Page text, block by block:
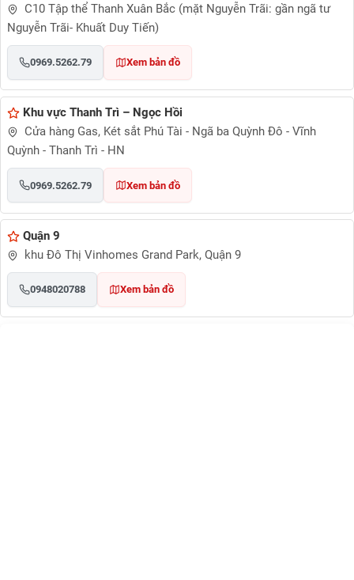
C10 Tập thể Thanh Xuân Bắc (mặt Nguyễn Trãi: gần ngã tư
Nguyễn Trãi- Khuất Duy Tiến)
0969.5262.79 Xem bản đồ
Khu vực Thanh Trì – Ngọc Hồi
Cửa hàng Gas, Két sắt Phú Tài - Ngã ba Quỳnh Đô - Vĩnh
Quỳnh - Thanh Trì - HN
0969.5262.79 Xem bản đồ
Quận 9
khu Đô Thị Vinhomes Grand Park, Quận 9
0948020788 Xem bản đồ